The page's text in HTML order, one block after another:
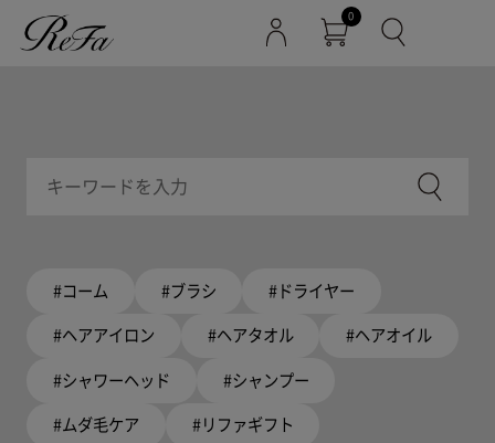
0
#コーム #ブラシ #ドライヤー
#ヘアアイロン #ヘアタオル #ヘアオイル
#シャワーヘッド #シャンプー
#ムダ毛ケア #リファギフト